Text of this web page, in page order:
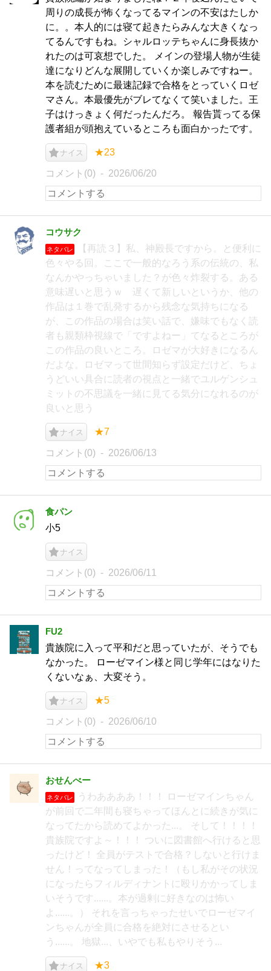
周りの成長が怖くなってるマインの不安はたしか
に。。本人的には寝て起きたらみんな大きくなっ
てるんですもね。シャルロッテちゃんに身長抜か
れたのは可哀想でした。 メインの登場人物が生徒
達になりどんな展開していくか楽しみですねー。
本を読むために最速記録で合格をとっていくロゼ
マさん。本最優先がブレてなくて笑いました。王
子はけっきょく何だったんだろ。 報告貰ってる保
護者組が頭抱えているところも面白かったです。
ナイス ★23
コメント(0) 2026/06/20
コウサク
ネタバレ
【再読３】私、神殿長ですから。と便利に
色々やる回。ここで一般的なろう系の伝統の、私
なんかやっちゃいました？が色々炸裂する。ある
意味遅いと思うｗ 遅くて新しいというか、他の
作品は１巻で乱発するから残念な気持ちになる
が、この作品の場合は笑い話で、嫌味でもなく読
者も親類枠視線で「ですよねー」てなるところが
この作品の良いところ。ロゼマが大好きになるん
だよな。ロゼマって世間知らず設定だけど、ちょ
うどいい具合に読者の視点と一緒でユルゲンシュ
ミットの不思議を一緒に見てる気分になれるのが
良いと思う
ナイス ★7
コメント(0) 2026/06/13
食パン
小5
ナイス
コメント(0) 2026/06/11
FU2
貴族院に入って平和だと思っていたが、そうでも
なかった。 ローゼマイン様と同じ学年にはなりた
くないなぁ、大変そう。
ナイス ★5
コメント(0) 2026/06/10
おせんべー
ネタバレ
うわああああ！！！ ローゼマインちゃん
が前回で二年間も寝ちゃってほんとに続きが気に
なってたから読めてよかった...。 そして！！！！
貴族院ですよ～！！！ ついに図書館へ行けると思
ったけど！ 全員がテストで合格？しないと行けま
せん！ってなってしまった！（もし私がその状況
になったらフィルディナントに殴りかかってしま
いそうです......。本が過剰に好きなのは怖い
よ......。） それを言っちゃったせいでローゼマイ
ンちゃんが全員に合格を絶対にさせるとい
う......。 地獄...、いやでも私もやりそう...
ナイス ★3